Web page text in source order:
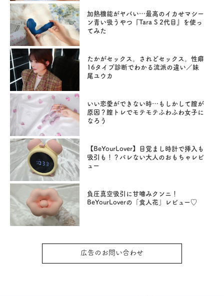
加熱機能がヤバい…最高のイカせマシー
ン青い吸うやつ『Tara S 2代目』を使っ
てみた
たかがセックス。されどセックス。性癖
16タイプ診断でわかる流派の違い／妹
尾ユウカ
いい恋愛ができない時…もしかして膣が
原因？膣トレでモテモテふわふわ女子に
なろう
【BeYourLover】目覚まし時計で挿入も
吸引も！？バレない大人のおもちゃレビ
ュー
負圧真空吸引に甘噛みクンニ！
BeYourLoverの「食人花」レビュー♡
広告のお問い合わせ